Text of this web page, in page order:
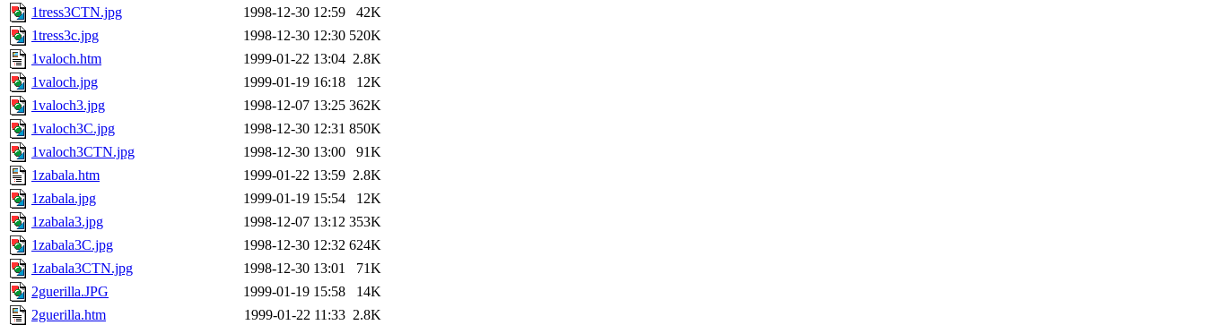
1tress3CTN.jpg
1998-12-30 12:59
42K
1tress3c.jpg
1998-12-30 12:30 520K
1valoch.htm
1999-01-22 13:04 2.8K
1valoch.jpg
1999-01-19 16:18
12K
1valoch3.jpg
1998-12-07 13:25 362K
1valoch3C.jpg
1998-12-30 12:31 850K
1valoch3CTN.jpg
1998-12-30 13:00
91K
1zabala.htm
1999-01-22 13:59 2.8K
1zabala.jpg
1999-01-19 15:54
12K
1zabala3.jpg
1998-12-07 13:12 353K
1zabala3C.jpg
1998-12-30 12:32 624K
1zabala3CTN.jpg
1998-12-30 13:01
71K
2guerilla.JPG
1999-01-19 15:58
14K
2guerilla.htm
1999-01-22 11:33 2.8K